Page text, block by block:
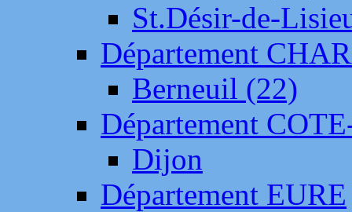
St.Désir-de-
Département
Berneuil (22)
Département
Dijon
Département EURE